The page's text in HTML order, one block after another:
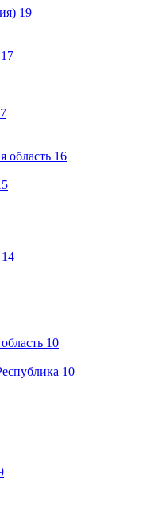
19
17
область 16
14
10
10